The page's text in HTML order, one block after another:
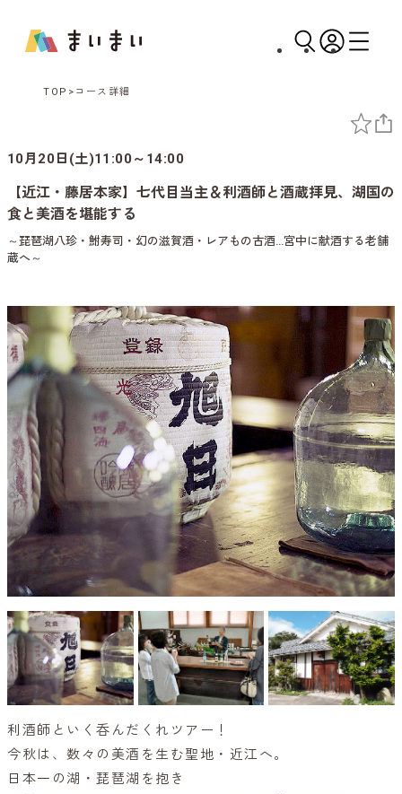
TOP コース詳細
10月20日(土)11:00～14:00
【近江・藤居本家】七代目当主＆利酒師と酒蔵拝見、湖国の
食と美酒を堪能する
～琵琶湖八珍・鮒寿司・幻の滋賀酒・レアもの古酒…宮中に献酒する老舗
蔵へ～
利酒師といく呑んだくれツアー！
今秋は、数々の美酒を生む聖地・近江へ。
日本一の湖・琵琶湖を抱き